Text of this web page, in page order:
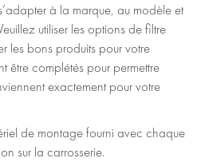
à la marque, au modèle et
utiliser les options de filtre
les bons produits pour votre
être complétés pour permettre
exactement pour votre
de montage fourni avec chaque
sur la carrosserie.